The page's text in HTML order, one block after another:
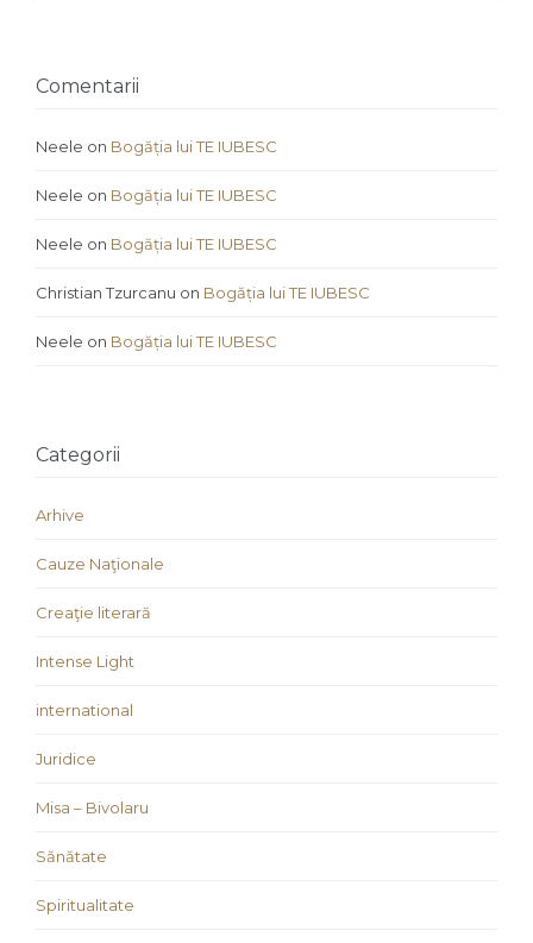
Comentarii
Neele on Bogăția lui TE IUBESC
Neele on Bogăția lui TE IUBESC
Neele on Bogăția lui TE IUBESC
Christian Tzurcanu on Bogăția lui TE IUBESC
Neele on Bogăția lui TE IUBESC
Categorii
Arhive
Cauze Naţionale
Creaţie literară
Intense Light
international
Juridice
Misa – Bivolaru
Sănătate
Spiritualitate